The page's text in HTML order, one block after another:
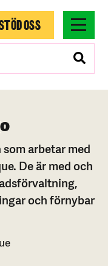
OSS
arbetar med
De är med och
och förnybar